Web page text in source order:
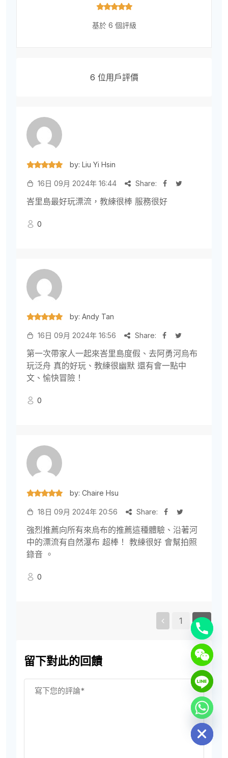
基於 6 個評級
6 位用戶評價
by: Liu Yi Hsin
16日 09月 2024年 16:44 Share:
峇里島最好玩漂流，教練很棒 服務很好
0
by: Andy Tan
16日 09月 2024年 16:56 Share:
第一次帶家人一起來峇里島度假、去阿勇河烏布
玩泛舟 真的好玩、教練很幽默 還有會一點中
文、愉快冒險！
0
by: Chaire Hsu
18日 09月 2024年 20:56 Share:
強烈推薦向所有來烏布的推薦這種體驗、沿著河
中的漂流有自然瀑布 超棒！ 教練很好 會幫拍照
錄音 。
0
1 2
留下對此的回饋
Hide chaty